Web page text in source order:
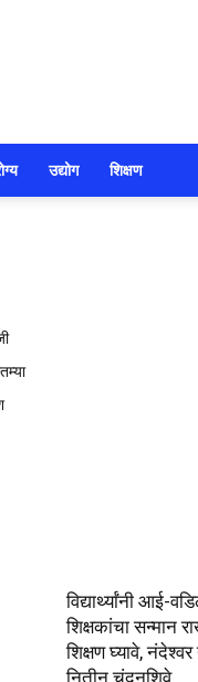
उद्योग शिक्षण
विद्यार्थ्यांनी आई-
शिक्षकांचा सन्मान
शिक्षण घ्यावे,